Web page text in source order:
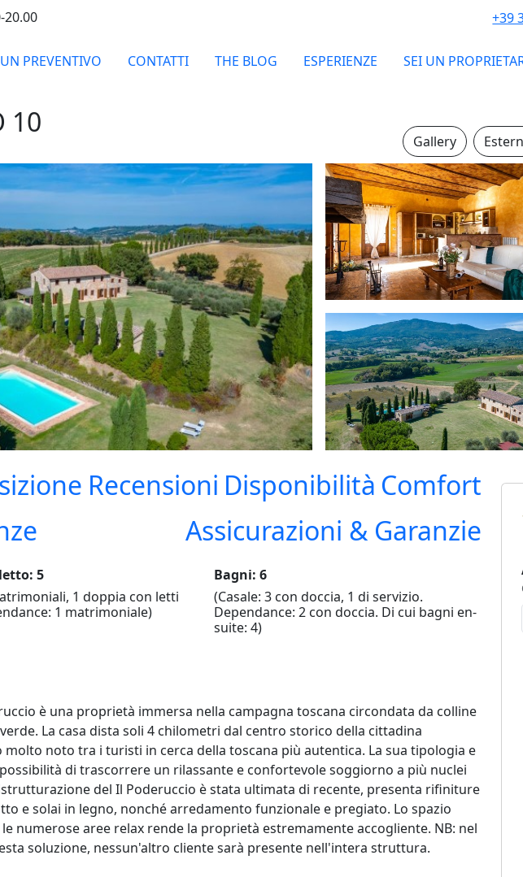
+39
PREVENTIVO CONTATTI THE BLOG ESPERIENZE SEI UN
10
Gallery
Recensioni Disponibilità Comfort
Assicurazioni & Garanzie
5
1 doppia con letti
1 matrimoniale)
Bagni: 6
(Casale: 3 con doccia, 1 di servizio.
Dependance: 2 con doccia. Di cui bagni en-
suite: 4)
è una proprietà immersa nella campagna toscana circondata da colline
La casa dista soli 4 chilometri dal centro storico della cittadina
molto noto tra i turisti in cerca della toscana più autentica. La sua tipologia e
di trascorrere un rilassante e confortevole soggiorno a più nuclei
del Il Poderuccio è stata ultimata di recente, presenta rifiniture
e solai in legno, nonché arredamento funzionale e pregiato. Lo spazio
numerose aree relax rende la proprietà estremamente accogliente. NB: nel
soluzione, nessun'altro cliente sarà presente nell'intera struttura.